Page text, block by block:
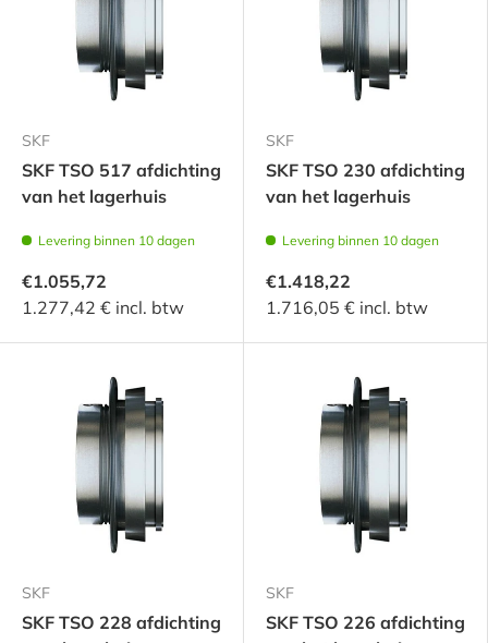
SKF
SKF TSO 517 afdichting
van het lagerhuis
Levering binnen 10 dagen
€1.055,72
1.277,42 € incl. btw
SKF
SKF TSO 230 afdichting
van het lagerhuis
Levering binnen 10 dagen
€1.418,22
1.716,05 € incl. btw
SKF
SKF TSO 228 afdichting
SKF
SKF TSO 226 afdichting